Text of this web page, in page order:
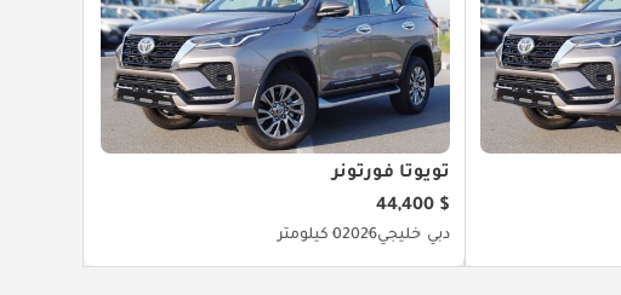
تويوتا فورتونر
$ 44,400
دبي خليجي20260 كيلومتر